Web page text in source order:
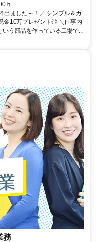
ｈ...
出ました～！／ シンプル＆カ
金10万プレゼント◎ ＼仕事内
う部品を作っている工場で...
務